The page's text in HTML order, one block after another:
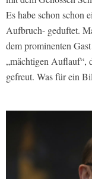
Es habe schon schon
Aufbruch- geduftet.
dem prominenten
„mächtigen Auflauf“,
gefreut. Was für ein